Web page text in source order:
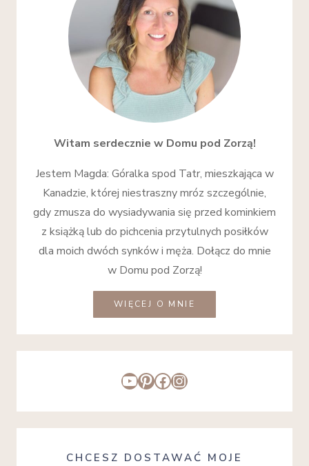
Witam serdecznie w Domu pod Zorzą!
Jestem Magda: Góralka spod Tatr, mieszkająca w
Kanadzie, której niestraszny mróz szczególnie,
gdy zmusza do wysiadywania się przed kominkiem
z książką lub do pichcenia przytulnych posiłków
dla moich dwóch synków i męża. Dołącz do mnie
w Domu pod Zorzą!
WIĘCEJ O MNIE
YouTube
Pinterest
Facebook
Instagram
CHCESZ DOSTAWAĆ MOJE